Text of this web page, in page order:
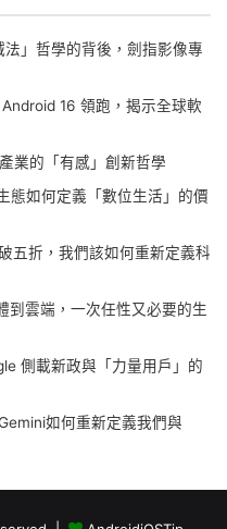
」哲學的背後，劍指影像專
16 領跑，揭示全球軟
業的「有感」創新哲學
態如何定義「數位生活」的價
五折，我們該如何重新定義科
到雲端，一次任性又必要的生
側載新政與「力量用戶」的
如何重新定義我們與